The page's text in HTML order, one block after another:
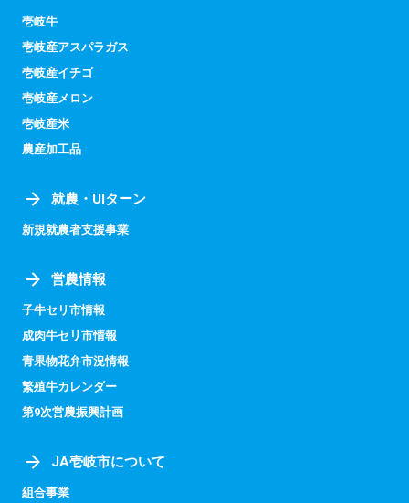
壱岐牛
壱岐産アスパラガス
壱岐産イチゴ
壱岐産メロン
壱岐産米
農産加工品
就農・UIターン
新規就農者支援事業
営農情報
子牛セリ市情報
成肉牛セリ市情報
青果物花弁市況情報
繁殖牛カレンダー
第9次営農振興計画
JA壱岐市について
組合事業